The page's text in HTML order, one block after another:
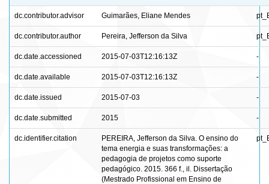
dc.contributor.advisor Guimarães, Eliane Mendes
dc.contributor.author Pereira, Jefferson da Silva
dc.date.accessioned 2015-07-03T12:16:13Z -
dc.date.available 2015-07-03T12:16:13Z -
dc.date.issued 2015-07-03 -
dc.date.submitted 2015 -
dc.identifier.citation
PEREIRA, Jefferson da Silva. O ensino do
tema energia e suas transformações: a
pedagogia de projetos como suporte
pedagógico. 2015. 366 f., il. Dissertação
(Mestrado Profissional em Ensino de